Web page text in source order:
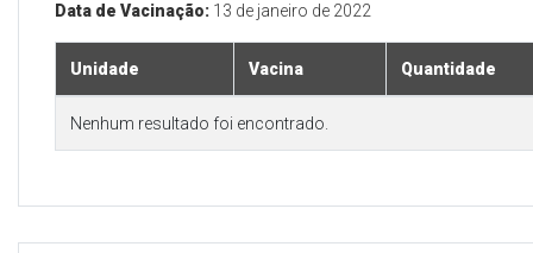
Data de Vacinação: 13 de janeiro de 2022
Unidade Vacina Quantidade
Nenhum resultado foi encontrado.